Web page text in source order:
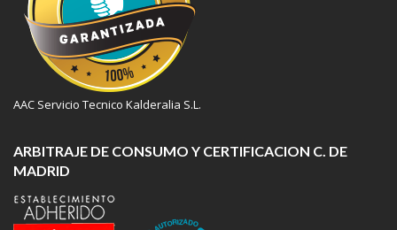
AAC Servicio Tecnico Kalderalia S.L.
ARBITRAJE DE CONSUMO Y CERTIFICACION C. DE
MADRID